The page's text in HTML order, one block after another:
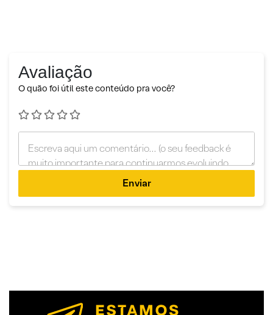
Avaliação
O quão foi útil este conteúdo pra você?
Enviar